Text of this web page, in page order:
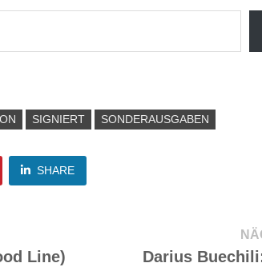
SIGNIERT SONDERAUSGABEN
SHARE
Line)
Darius